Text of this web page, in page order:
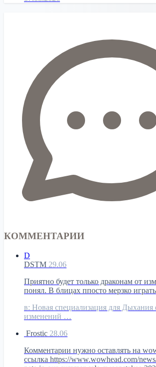
КОММЕНТАРИИ
D
DSTM 29.06
Приятно будет только драконам от
понял. В блицах ппосто мерзко
в: Новая специализация для
изменений …
Frostic 28.06
Комментарии нужно оставлять на
ссылка https://www.wowhead.com/